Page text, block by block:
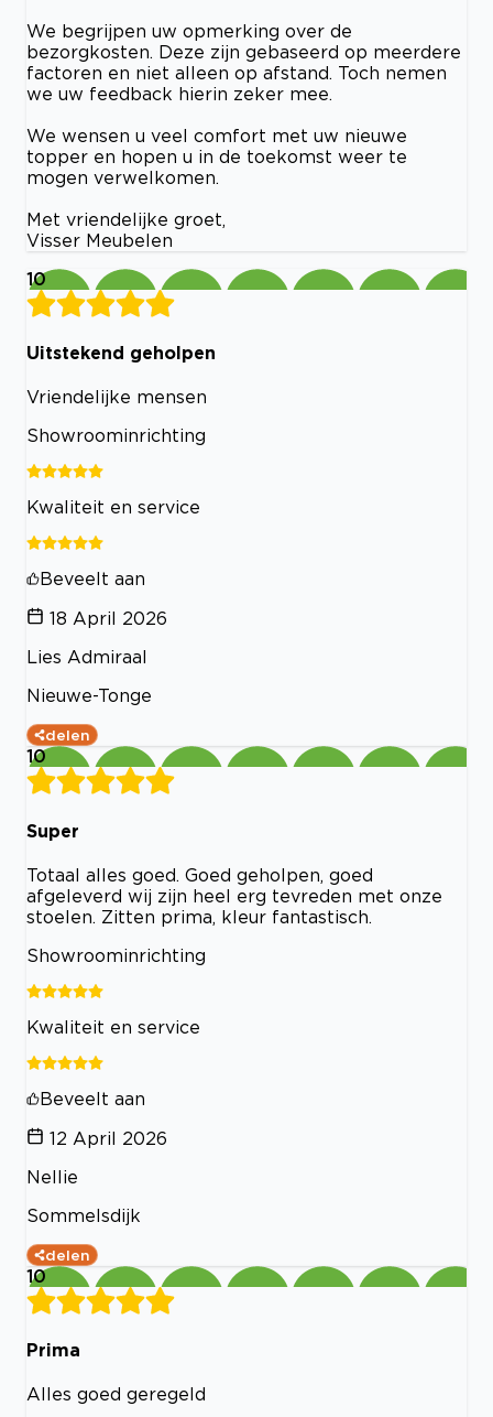
We begrijpen uw opmerking over de
bezorgkosten. Deze zijn gebaseerd op meerdere
factoren en niet alleen op afstand. Toch nemen
we uw feedback hierin zeker mee.
We wensen u veel comfort met uw nieuwe
topper en hopen u in de toekomst weer te
mogen verwelkomen.
Met vriendelijke groet,
Visser Meubelen
10
Uitstekend geholpen
Vriendelijke mensen
Showroominrichting
Kwaliteit en service
Beveelt aan
18 April 2026
Lies Admiraal
Nieuwe-Tonge
delen
10
Super
Totaal alles goed. Goed geholpen, goed
afgeleverd wij zijn heel erg tevreden met onze
stoelen. Zitten prima, kleur fantastisch.
Showroominrichting
Kwaliteit en service
Beveelt aan
12 April 2026
Nellie
Sommelsdijk
delen
10
Prima
Alles goed geregeld